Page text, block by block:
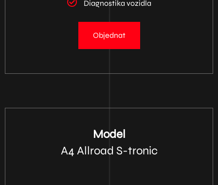
Diagnostika vozidla
Objednat
Model
A4 Allroad S-tronic